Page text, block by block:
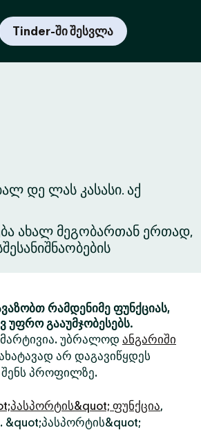
Tinder-ში შესვლა
დე ლას კასასი. აქ
ახალ მეგობართან ერთად,
რამდენიმე ფუნქციას,
უფრო გააუმჯობესებს.
მარტივია. უბრალოდ ანგარიში
არ დაგავიწყდეს
შენს პროფილზე.
ფუნქცია,
&quot;პასპორტის&quot;